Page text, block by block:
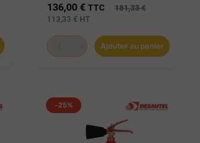
136,00 € TTC 181,33 €
113,33 € HT
Ajouter au panier
-25%